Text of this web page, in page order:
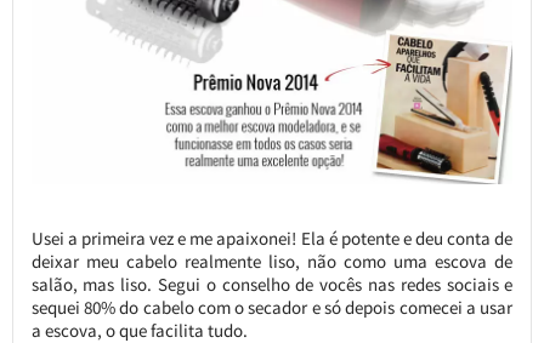
Usei a primeira vez e me apaixonei! Ela é potente e deu conta de
deixar meu cabelo realmente liso, não como uma escova de
salão, mas liso. Segui o conselho de vocês nas redes sociais e
sequei 80% do cabelo com o secador e só depois comecei a usar
a escova, o que facilita tudo.